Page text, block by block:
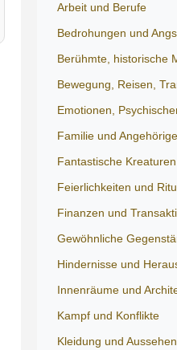
Arbeit und Berufe
Bedrohungen und
Berühmte, historische
Bewegung, Reisen,
Emotionen,
Familie und Angehörige
Fantastische Kreaturen
Feierlichkeiten und
Finanzen und
Gewöhnliche
Hindernisse und
Innenräume und
Kampf und Konflikte
Kleidung und Aussehen